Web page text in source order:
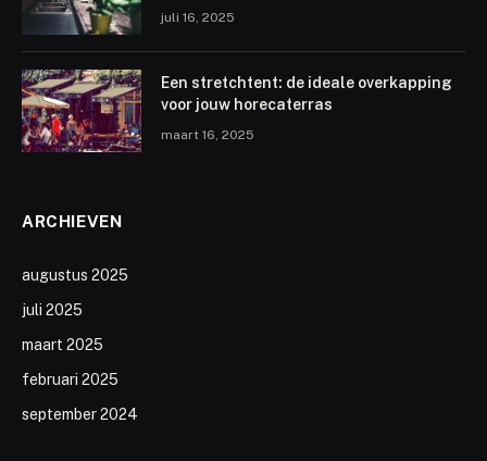
juli 16, 2025
Een stretchtent: de ideale overkapping
voor jouw horecaterras
maart 16, 2025
ARCHIEVEN
augustus 2025
juli 2025
maart 2025
februari 2025
september 2024